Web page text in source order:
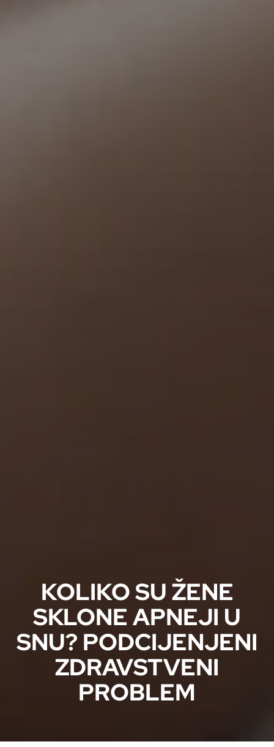
KOLIKO SU ŽENE
SKLONE APNEJI U
SNU? PODCIJENJENI
ZDRAVSTVENI
PROBLEM